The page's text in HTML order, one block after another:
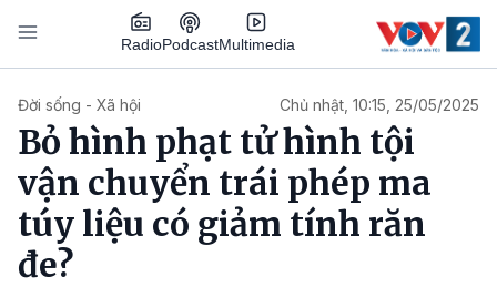
Nhảy đến nội dung
RadioPodcastMultimedia
Đời sống - Xã hội Chủ nhật, 10:15, 25/05/2025
Bỏ hình phạt tử hình tội
vận chuyển trái phép ma
túy liệu có giảm tính răn
đe?